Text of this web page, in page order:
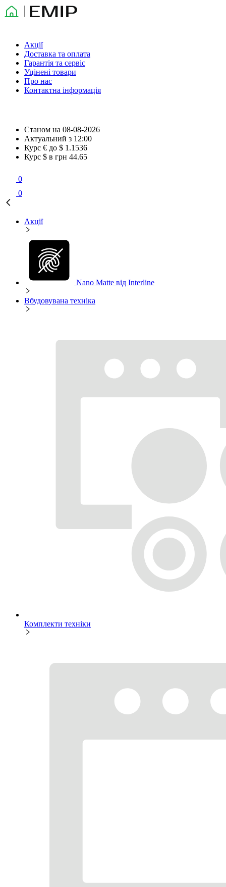
Акції
Доставка та оплата
Гарантія та сервіс
Уцінені товари
Про нас
Контактна інформація
Станом на 08-08-2026
Актуальний з 12:00
Курс € до $ 1.1536
Курс $ в грн 44.65
0
0
Акції
Nano Matte від Interline
Вбудовувана техніка
Комплекти техніки